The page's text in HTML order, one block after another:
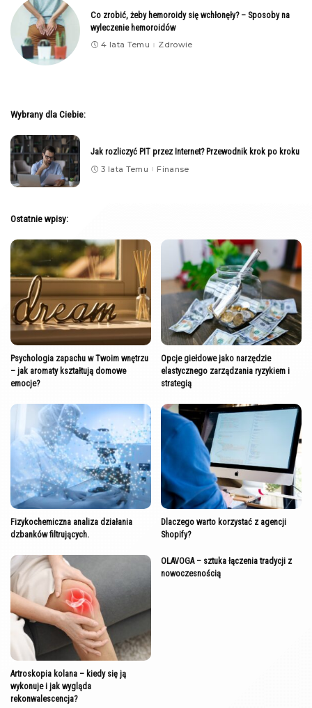
Co zrobić, żeby hemoroidy się wchłonęły? – Sposoby na
wyleczenie hemoroidów
4 lata Temu Zdrowie
Wybrany dla Ciebie:
Jak rozliczyć PIT przez Internet? Przewodnik krok po kroku
3 lata Temu Finanse
Ostatnie wpisy:
Psychologia zapachu w Twoim wnętrzu
– jak aromaty kształtują domowe
emocje?
Opcje giełdowe jako narzędzie
elastycznego zarządzania ryzykiem i
strategią
Fizykochemiczna analiza działania
dzbanków filtrujących.
Dlaczego warto korzystać z agencji
Shopify?
Artroskopia kolana – kiedy się ją
wykonuje i jak wygląda
rekonwalescencja?
OLAVOGA – sztuka łączenia tradycji z
nowoczesnością